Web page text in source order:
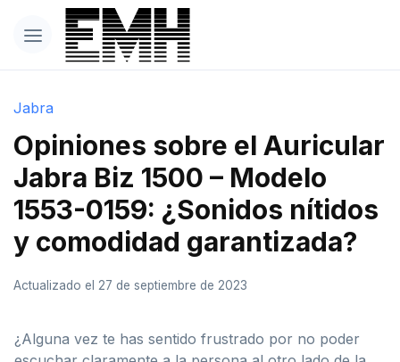
Jabra
Opiniones sobre el Auricular
Jabra Biz 1500 – Modelo
1553-0159: ¿Sonidos nítidos
y comodidad garantizada?
Actualizado el 27 de septiembre de 2023
¿Alguna vez te has sentido frustrado por no poder